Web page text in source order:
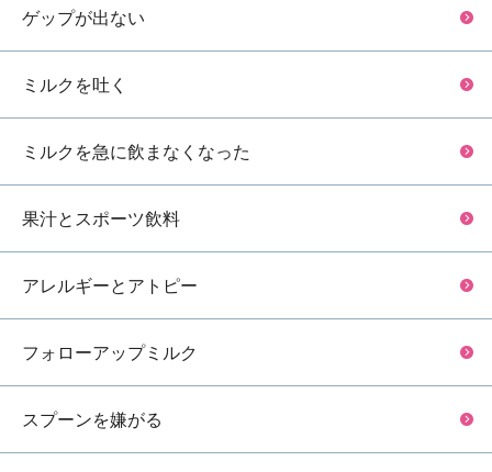
ゲップが出ない
ミルクを吐く
ミルクを急に飲まなくなった
果汁とスポーツ飲料
アレルギーとアトピー
フォローアップミルク
スプーンを嫌がる